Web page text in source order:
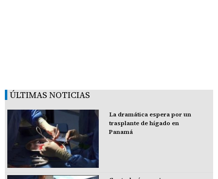
ÚLTIMAS NOTICIAS
La dramática espera por un
trasplante de hígado en
Panamá